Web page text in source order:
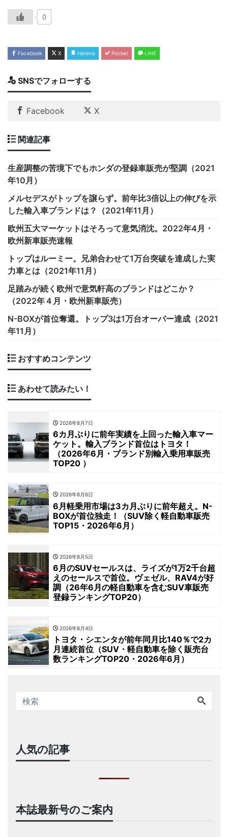
0
Facebook X Hatena Pocket LINE
SNSでフォローする
Facebook X
関連記事
生産調整の苦境下でもホンダの登録車販売が堅調（2021
年10月）
メルセデスがトップを譲らず。前年比3倍以上の伸びを示
した輸入車ブランドは？（2021年11月）
欧州五大マーケットはそろって意気消沈。2022年4月・
欧州新車販売速報
トップはルーミー。兄弟合わせて1万台突破を達成した実
力車とは（2021年11月）
足踏みが続く欧州で意気軒高のブランドはどこか？
（2022年４月・欧州新車販売）
N-BOXが首位奪還。トップ3は1万台オーバー達成（2021
年11月）
おすすめコンテンツ
あわせて読みたい！
2026年8月7日
6カ月ぶりに前年実績を上回った輸入車マー
ケット。輸入ブランド首位はトヨタ！
（2026年6月・ブランド別輸入乗用車販売
TOP20 ）
2026年8月6日
6月軽乗用市場は3カ月ぶりに前年超え。N-
BOXが首位独走！（SUV除く軽自動車販売
TOP15・2026年6月）
2026年8月5日
6月のSUVセールスは、ライズが1万2千台超
えのセールスで首位。ヴェゼル、RAV4が好
調（26年6月の軽自動車を含むSUV車販売
登録ランキングTOP20）
2026年8月4日
トヨタ・シエンタが前年同月比140％で2カ
月連続首位（SUV・軽自動車を除く販売台
数ランキングTOP20・2026年6月）
人気の記事
本誌最新号のご案内